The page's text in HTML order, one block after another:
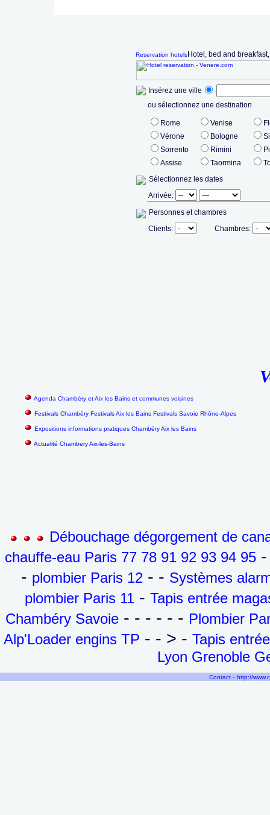
Reservation hotelsHotel, bed and
Insérez une ville
ou sélectionnez une destination
Rome Venise
Vérone
Bologne
Sorrento
Rimini
Assise
Taormina
Sélectionnez les dates
Arrivée:
Personnes et chambres
Clients:
Chambres:
Agenda Chambéry et Aix les Bains et communes voisines
Festivals Chambéry Festivals Aix les Bains Festivals Savoie Rhône-Alpes
Expositions informations pratiques Chambéry Aix les Bains
Actualité Chambery Aix-les-Bains
Débouchage dégorgement de
chauffe-eau Paris 77 78 91 92 93 94 95
- plombier Paris 12 - - Systèmes
plombier Paris 11 -Tapis entrée
Chambéry Savoie - - - - - - Plombier
Alp'Loader engins TP - - > - Tapis
Lyon Grenoble
Contact - http://